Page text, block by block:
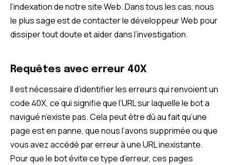
l’indexation de notre site Web. Dans tous les cas, nous
le plus sage est de contacter le développeur Web pour
dissiper tout doute et aider dans l’investigation.
Requêtes avec erreur 40X
Il est nécessaire d’identifier les erreurs qui renvoient un
code 40X, ce qui signifie que l’URL sur laquelle le bot a
navigué n’existe pas. Cela peut être dû au fait qu’une
page est en panne, que nous l’avons supprimée ou que
vous avez accédé par erreur à une URL inexistante.
Pour que le bot évite ce type d’erreur, ces pages